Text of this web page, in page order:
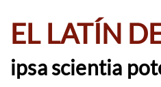
EL LATÍN
ipsa scientia